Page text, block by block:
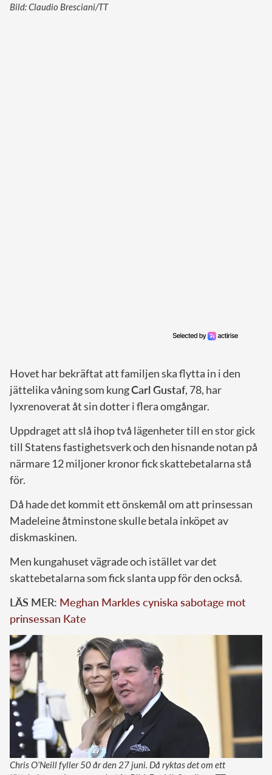
Bild: Claudio Bresciani/TT
Hovet har bekräftat att familjen ska flytta in i den
jättelika våning som kungCarl Gustaf, 78, har
lyxrenoverat åt sin dotter i flera omgångar.
Uppdraget att slå ihop två lägenheter till en stor gick
till Statens fastighetsverk och den hisnande notan på
närmare 12 miljoner kronor fick skattebetalarna stå
för.
Då hade det kommit ett önskemål om att prinsessan
Madeleine åtminstone skulle betala inköpet av
diskmaskinen.
Men kungahuset vägrade och istället var det
skattebetalarna som fick slanta upp för den också.
LÄS MER: Meghan Markles cyniska sabotage mot
prinsessan Kate
Chris O’Neill fyller 50 år den 27 juni. Då ryktas det om ett